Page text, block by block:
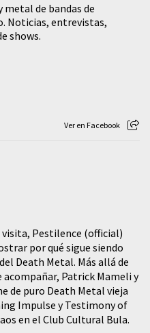
metal de bandas de
Noticias, entrevistas,
shows.
Ver en Facebook
visita, Pestilence (official)
por qué sigue siendo
Death Metal. Más allá de
Patrick Mameli y
de puro Death Metal vieja
Impulse y Testimony of
en el Club Cultural Bula.